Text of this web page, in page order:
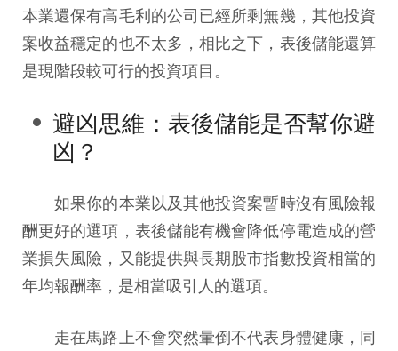
本業還保有高毛利的公司已經所剩無幾，其他投資
案收益穩定的也不太多，相比之下，表後儲能還算
是現階段較可行的投資項目。
避凶思維：表後儲能是否幫你避
凶？
如果你的本業以及其他投資案暫時沒有風險報
酬更好的選項，表後儲能有機會降低停電造成的營
業損失風險，又能提供與長期股市指數投資相當的
年均報酬率，是相當吸引人的選項。
走在馬路上不會突然暈倒不代表身體健康，同